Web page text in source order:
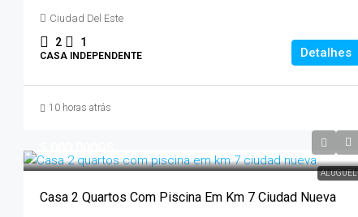
Ciudad Del Este
2 1
CASA INDEPENDENTE Detalhes
10 horas atrás
ALUGUEL
Casa 2 Quartos Com Piscina Em Km 7 Ciudad Nueva